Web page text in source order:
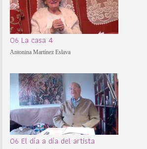
06 La casa 4
Antonina Martínez Eslava
06 El día a día del artista